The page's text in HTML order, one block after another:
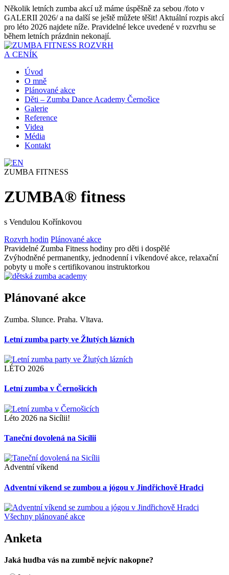
Několik letních zumba akcí už máme úspěšně za sebou /foto v
GALERII 2026/ a na další se ještě můžete těšit! Aktuální rozpis akcí
pro léto 2026 najdete níže. Pravidelné lekce uvedené v rozvrhu se
během letních prázdnin nekonají.
ROZVRH
A CENÍK
Úvod
O mně
Plánované akce
Děti – Zumba Dance Academy Černošice
Galerie
Reference
Videa
Média
Kontakt
ZUMBA FITNESS
ZUMBA® fitness
s Vendulou Kořínkovou
Rozvrh hodin Plánované akce
Pravidelné Zumba Fitness hodiny pro děti i dospělé
Zvýhodněné permanentky, jednodenní i víkendové akce, relaxační
pobyty u moře s certifikovanou instruktorkou
Plánované akce
Zumba. Slunce. Praha. Vltava.
Letní zumba party ve Žlutých lázních
LÉTO 2026
Letní zumba v Černošicích
Léto 2026 na Sicílii!
Taneční dovolená na Sicílii
Adventní víkend
Adventní víkend se zumbou a jógou v Jindřichově Hradci
Všechny plánované akce
Anketa
Jaká hudba vás na zumbě nejvíc nakopne?